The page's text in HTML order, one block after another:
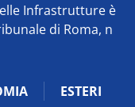
Infrastrutture è
di Roma, n
ESTERI